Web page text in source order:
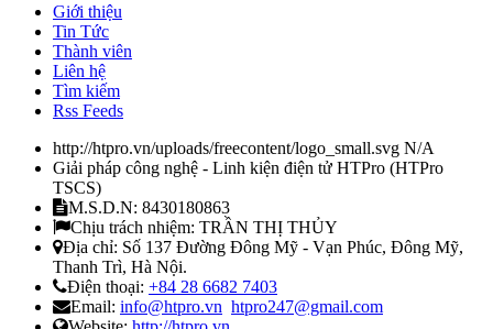
Giới thiệu
Tin Tức
Thành viên
Liên hệ
Tìm kiếm
Rss Feeds
http://htpro.vn/uploads/freecontent/logo_small.svg N/A
Giải pháp công nghệ - Linh kiện điện tử HTPro (HTPro
TSCS)
M.S.D.N: 8430180863
Chịu trách nhiệm: TRẦN THỊ THỦY
Địa chỉ: Số 137 Đường Đông Mỹ - Vạn Phúc, Đông Mỹ,
Thanh Trì, Hà Nội.
Điện thoại: +84 28 6682 7403
Email: info@htpro.vn htpro247@gmail.com